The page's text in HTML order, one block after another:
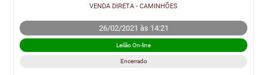
VENDA DIRETA - CAMINHÕES
26/02/2021 às 14:21
Leilão On-line
Encerrado